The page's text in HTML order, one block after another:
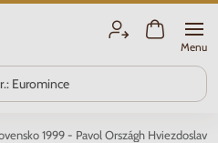
Menu
1999 - Pavol Országh Hviezdoslav